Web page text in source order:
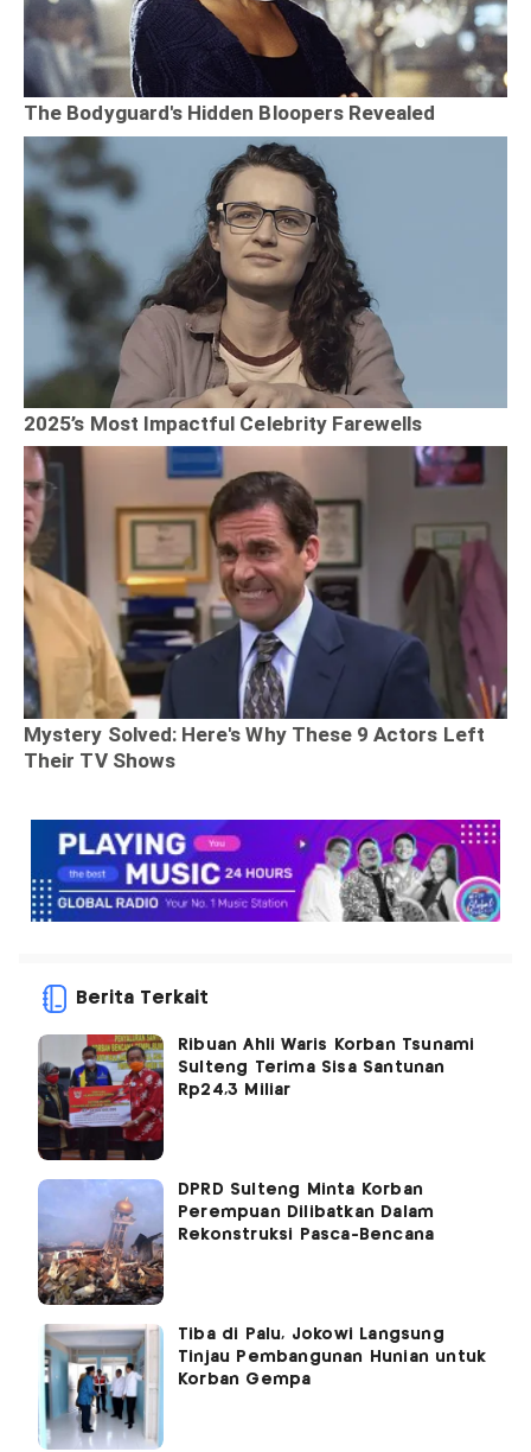
Berita Terkait
Ribuan Ahli Waris Korban Tsunami
Sulteng Terima Sisa Santunan
Rp24,3 Miliar
DPRD Sulteng Minta Korban
Perempuan Dilibatkan Dalam
Rekonstruksi Pasca-Bencana
Tiba di Palu, Jokowi Langsung
Tinjau Pembangunan Hunian untuk
Korban Gempa